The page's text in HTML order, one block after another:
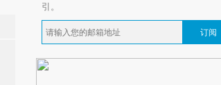
引。
订阅